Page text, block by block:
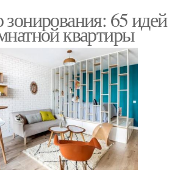
зонирования: 65 идей
квартиры